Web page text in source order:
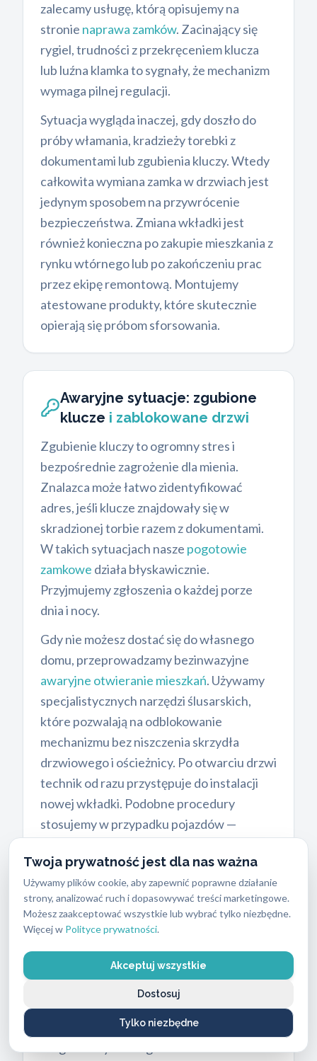
Twoja prywatność jest dla nas ważna
Używamy plików cookie, aby zapewnić poprawne działanie
strony, analizować ruch i dopasowywać treści marketingowe.
Możesz zaakceptować wszystkie lub wybrać tylko niezbędne.
Więcej w Polityce prywatności.
Akceptuj wszystkie
Tylko niezbędne
Dostosuj
zalecamy usługę, którą opisujemy na
stronie naprawa zamków. Zacinający się
rygiel, trudności z przekręceniem klucza
lub luźna klamka to sygnały, że mechanizm
wymaga pilnej regulacji.
Sytuacja wygląda inaczej, gdy doszło do
próby włamania, kradzieży torebki z
dokumentami lub zgubienia kluczy. Wtedy
całkowita wymiana zamka w drzwiach jest
jedynym sposobem na przywrócenie
bezpieczeństwa. Zmiana wkładki jest
również konieczna po zakupie mieszkania z
rynku wtórnego lub po zakończeniu prac
przez ekipę remontową. Montujemy
atestowane produkty, które skutecznie
opierają się próbom sforsowania.
Awaryjne sytuacje: zgubione
klucze i zablokowane drzwi
Zgubienie kluczy to ogromny stres i
bezpośrednie zagrożenie dla mienia.
Znalazca może łatwo zidentyfikować
adres, jeśli klucze znajdowały się w
skradzionej torbie razem z dokumentami.
W takich sytuacjach nasze pogotowie
zamkowe działa błyskawicznie.
Przyjmujemy zgłoszenia o każdej porze
dnia i nocy.
Gdy nie możesz dostać się do własnego
domu, przeprowadzamy bezinwazyjne
awaryjne otwieranie mieszkań. Używamy
specjalistycznych narzędzi ślusarskich,
które pozwalają na odblokowanie
mechanizmu bez niszczenia skrzydła
drzwiowego i ościeżnicy. Po otwarciu drzwi
technik od razu przystępuje do instalacji
nowej wkładki. Podobne procedury
stosujemy w przypadku pojazdów —
samochodudla wszystkich marek i modeli,
bez wybijania szyb i uszkadzania lakieru.
Krok po kroku: proces
nowego zabezpieczenia
Wielu klientów obawia się, że wymiana
zamków wiąże się z uszkodzeniem drzwi lub